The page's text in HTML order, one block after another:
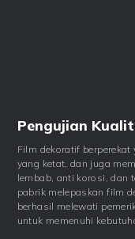
Pengujian
Film dekoratif
yang ketat, dan juga
lembab, anti korosi, dan
pabrik melepaskan film
berhasil melewati
untuk memenuhi